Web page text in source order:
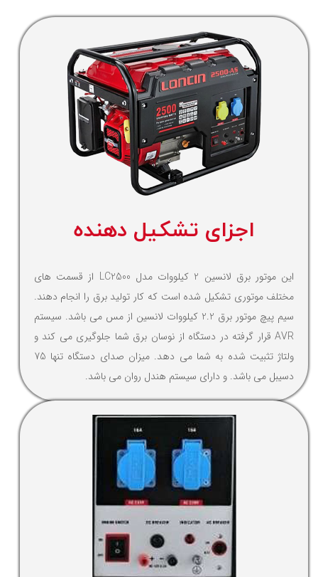
اجزای تشکیل دهنده
این موتور برق لانسین 2 کیلووات مدل LC2500 از قسمت های
مختلف موتوری تشکیل شده است که کار تولید برق را انجام دهند.
سیم پیچ موتور برق 2.2 کیلووات لانسین از مس می باشد. سیستم
AVR قرار گرفته در دستگاه از نوسان برق شما جلوگیری می کند و
ولتاژ تثبیت شده به شما می دهد. میزان صدای دستگاه تنها 75
دسیبل می باشد. و دارای سیستم هندل روان می باشد.